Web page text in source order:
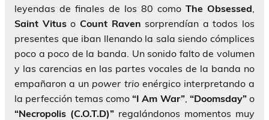
leyendas de finales de los 80 como The Obsessed
Saint Vituso Count Raven sorprendían a todos los
presentes que iban llenando la sala siendo cómplices
poco a poco de la banda. Un sonido falto de volumen
y las carencias en las partes vocales de la banda no
empañaron a un power trioenérgico interpretando a
la perfección temas como “I Am War”, “Doomsday”o
“Necropolis (C.O.T.D)” regalándonos momentos muy